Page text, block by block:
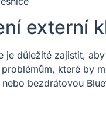
externí
je důležité zajistit,
které by
bezdrátovou